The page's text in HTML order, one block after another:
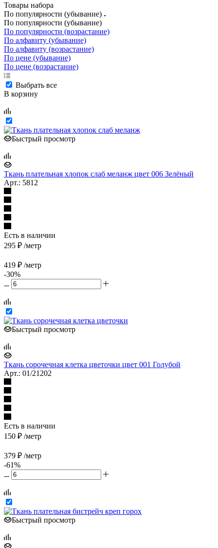
Товары набора
По популярности (убывание)
По популярности (убывание)
По популярности (возрастание)
По алфавиту (убывание)
По алфавиту (возрастание)
По цене (убывание)
По цене (возрастание)
Выбрать все
В корзину
Быстрый просмотр
Ткань плательная хлопок слаб меланж цвет 006 Зелёный
Арт.: 5812
Есть в наличии
295 ₽ /метр
419 ₽ /метр
-30%
Быстрый просмотр
Ткань сорочечная клетка цветочки цвет 001 Голубой
Арт.: 01/21202
Есть в наличии
150 ₽ /метр
379 ₽ /метр
-61%
Быстрый просмотр